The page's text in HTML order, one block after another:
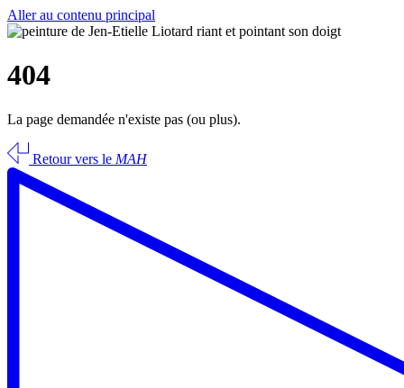
Aller au contenu principal
404
La page demandée n'existe pas (ou plus).
Retour vers le MAH